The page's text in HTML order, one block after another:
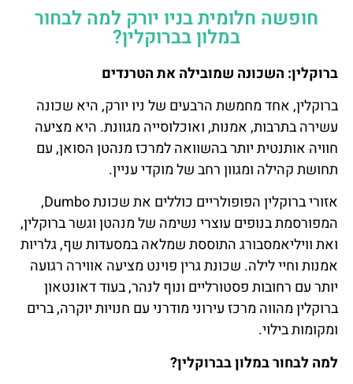
Henry Norman
Hotel
- לחצו כאן
חופשה חלומית בניו יורק למה לבחור
במלון בברוקלין?
ברוקלין: השכונה שמובילה את הטרנדים
ברוקלין, אחד מחמשת הרבעים של ניו יורק, היא שכונה
עשירה בתרבות, אמנות, ואוכלוסייה מגוונת. היא מציעה
חוויה אותנטית יותר בהשוואה למרכז מנהטן הסואן, עם
תחושת קהילה ומגוון רחב של מוקדי עניין.
אזורי ברוקלין הפופולריים כוללים את שכונת Dumbo,
המפורסמת בנופים עוצרי נשימה של מנהטן וגשר ברוקלין,
ואת וויליאמסבורג התוססת שמלאה במסעדות שף, גלריות
אמנות וחיי לילה. שכונת גרין פוינט מציעה אווירה רגועה
יותר עם רחובות פסטורליים ונוף לנהר, בעוד דאונטאון
ברוקלין מהווה מרכז עירוני מודרני עם חנויות יוקרה, ברים
ומקומות בילוי.
למה לבחור במלון בברוקלין?